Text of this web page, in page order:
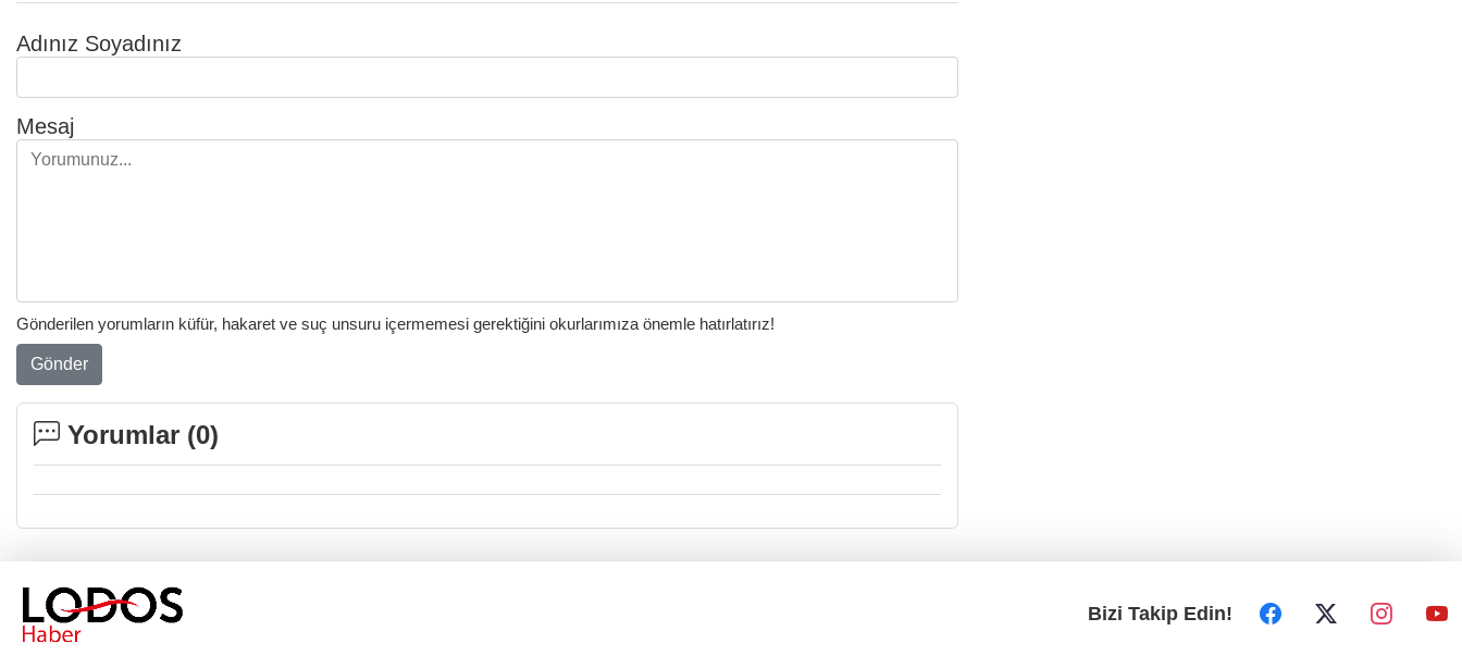
Adınız Soyadınız
Mesaj
Gönderilen yorumların küfür, hakaret ve suç unsuru içermemesi gerektiğini okurlarımıza önemle hatırlatırız!
Gönder
Yorumlar (0)
Bizi Takip Edin!